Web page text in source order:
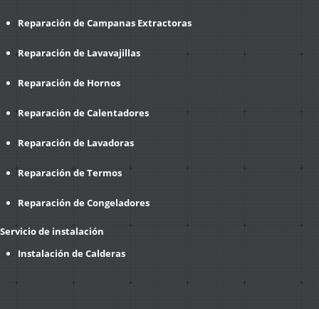
Reparación de Campanas Extractoras
Reparación de Lavavajillas
Reparación de Hornos
Reparación de Calentadores
Reparación de Lavadoras
Reparación de Termos
Reparación de Congeladores
Servicio de instalación
Instalación de Calderas